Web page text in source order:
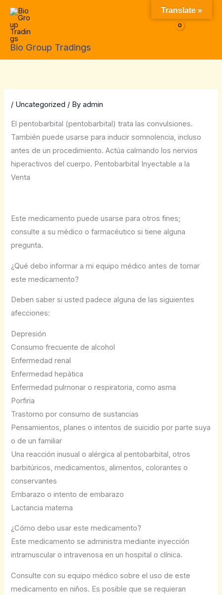
Skip
content
Bio Group Tradings
/ Uncategorized / Byadmin
El pentobarbital (pentobarbital) trata las convulsiones.
También puede usarse para inducir somnolencia, incluso
antes de un procedimiento. Actúa calmando los nervios
hiperactivos del cuerpo. Pentobarbital Inyectable a la
Venta
Este medicamento puede usarse para otros fines;
consulte a su médico o farmacéutico si tiene alguna
pregunta.
¿Qué debo informar a mi equipo médico antes de tomar
este medicamento?
Deben saber si usted padece alguna de las siguientes
afecciones:
Depresión
Consumo frecuente de alcohol
Enfermedad renal
Enfermedad hepática
Enfermedad pulmonar o respiratoria, como asma
Porfiria
Trastorno por consumo de sustancias
Pensamientos, planes o intentos de suicidio por parte suya
o de un familiar
Una reacción inusual o alérgica al pentobarbital, otros
barbitúricos, medicamentos, alimentos, colorantes o
conservantes
Embarazo o intento de embarazo
Lactancia materna
¿Cómo debo usar este medicamento?
Este medicamento se administra mediante inyección
intramuscular o intravenosa en un hospital o clínica.
Consulte con su equipo médico sobre el uso de este
medicamento en niños. Es posible que se requieran
Translate »